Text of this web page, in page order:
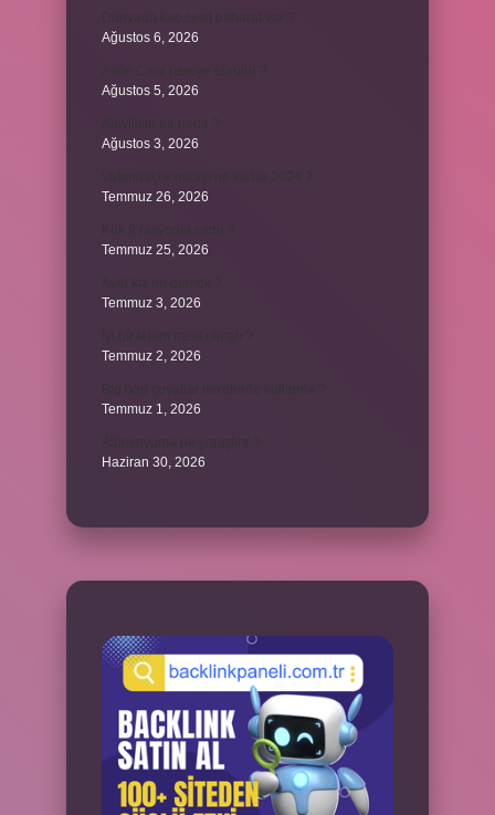
Ağustos 6, 2026
Ağustos 5, 2026
Ağustos 3, 2026
Temmuz 26, 2026
Temmuz 25, 2026
Temmuz 3, 2026
Temmuz 2, 2026
Temmuz 1, 2026
Haziran 30, 2026